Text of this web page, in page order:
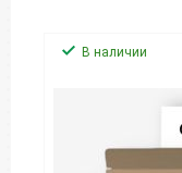
В наличии